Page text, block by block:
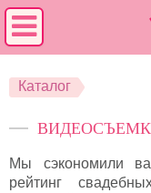
Каталог
Мы сэкономили
рейтинг